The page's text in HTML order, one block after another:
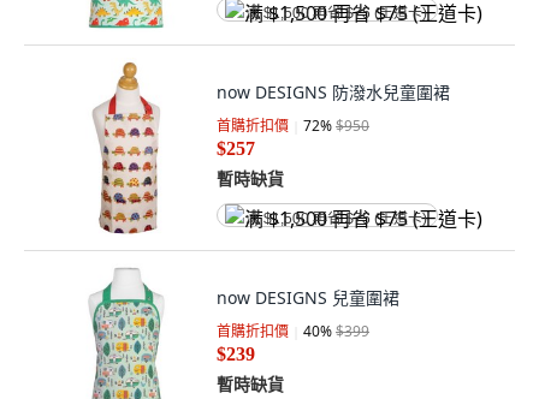
满 $1,500 再省 $75 (王道卡)
now DESIGNS 防潑水兒童圍裙
首購折扣價 72%$950
$257
暫時缺貨
满 $1,500 再省 $75 (王道卡)
now DESIGNS 兒童圍裙
首購折扣價 40%$399
$239
暫時缺貨